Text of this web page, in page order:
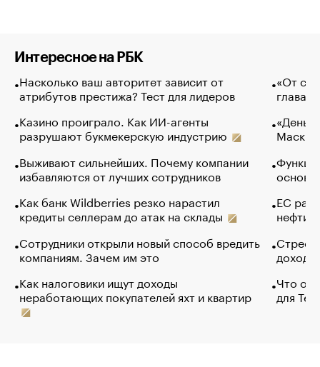
Интересное на РБК
Насколько ваш авторитет зависит от
атрибутов престижа? Тест для лидеров
Казино проиграло. Как ИИ-агенты
разрушают букмекерскую индустрию
Выживают сильнейших. Почему компании
избавляются от лучших сотрудников
Как банк Wildberries резко нарастил
кредиты селлерам до атак на склады
Сотрудники открыли новый способ вредить
компаниям. Зачем им это
Как налоговики ищут доходы
неработающих покупателей яхт и квартир
«От
глава
Маск в
основ
ЕС
нефти
Что
для